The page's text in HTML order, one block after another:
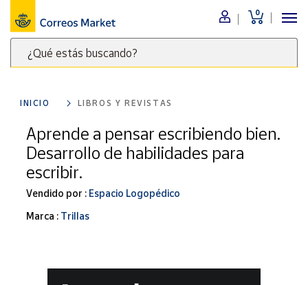
0
¿Qué estás buscando?
clave
para
buscar
productos
Correos
Menú
Nuestro
catálogo
Alimentación
Bebidas
Ocio y cultura
Juguetes y
juegos
Libros y
INICIO LIBROS Y REVISTAS
Aprende a pensar escribiendo bien.
Desarrollo de habilidades para
escribir.
Vendido por : Espacio Logopédico
Marca : Trillas